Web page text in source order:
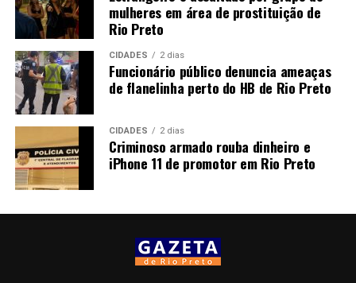
mulheres em área de prostituição de
Rio Preto
CIDADES 2 dias
Funcionário público denuncia ameaças
de flanelinha perto do HB de Rio Preto
CIDADES 2 dias
Criminoso armado rouba dinheiro e
iPhone 11 de promotor em Rio Preto